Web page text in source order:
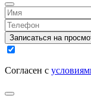
Записаться на
Согласен с